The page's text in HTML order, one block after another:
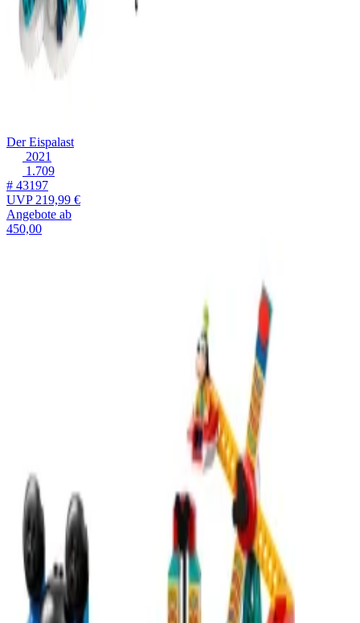
Der Eispalast
2021
1.709
# 43197
UVP219,99 €
Angebote ab
450,00